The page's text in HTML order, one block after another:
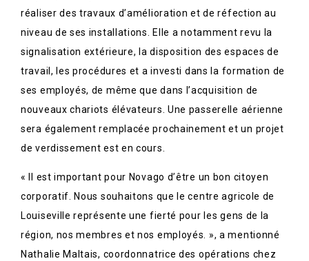
réaliser des travaux d’amélioration et de réfection au
niveau de ses installations. Elle a notamment revu la
signalisation extérieure, la disposition des espaces de
travail, les procédures et a investi dans la formation de
ses employés, de même que dans l’acquisition de
nouveaux chariots élévateurs. Une passerelle aérienne
sera également remplacée prochainement et un projet
de verdissement est en cours.
« Il est important pour Novago d’être un bon citoyen
corporatif. Nous souhaitons que le centre agricole de
Louiseville représente une fierté pour les gens de la
région, nos membres et nos employés. », a mentionné
Nathalie Maltais, coordonnatrice des opérations chez